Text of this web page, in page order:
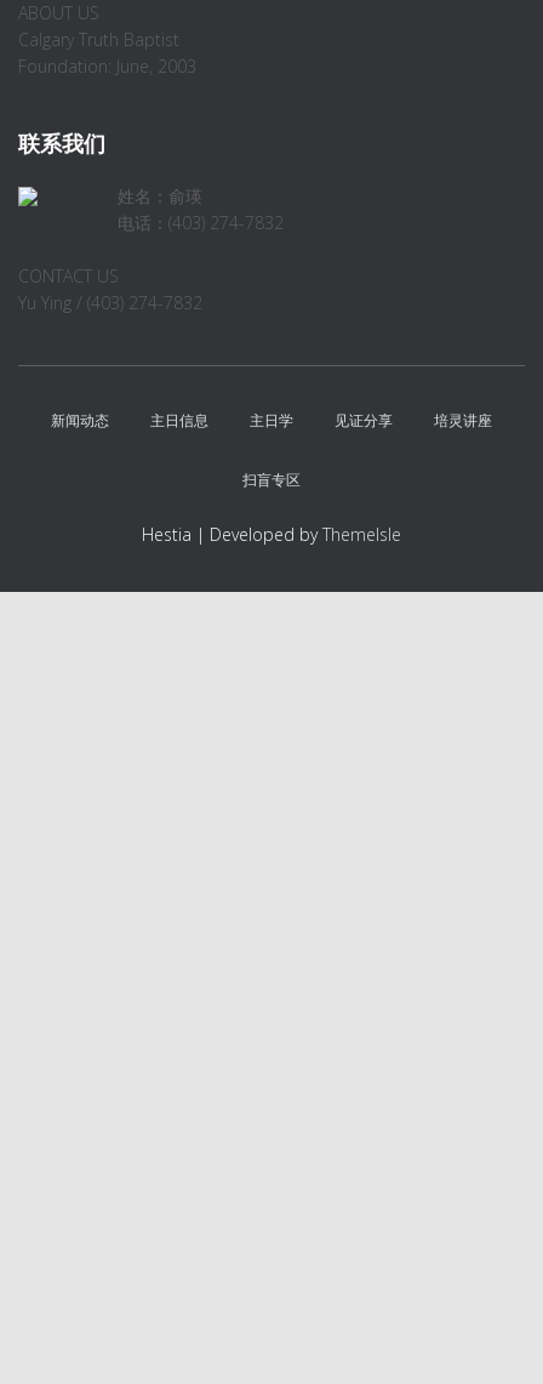
ABOUT US
Calgary Truth Baptist
Foundation: June, 2003
联系我们
姓名：俞瑛
电话：(403) 274-7832
CONTACT US
Yu Ying / (403) 274-7832
新闻动态 主日信息 主日学 见证分享 培灵讲座
扫盲专区
Hestia | Developed byThemeIsle